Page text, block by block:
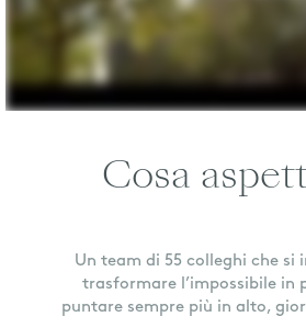
Cosa
Un team di 55 colleghi che si
trasformare l’impossibile in
puntare sempre più in alto,